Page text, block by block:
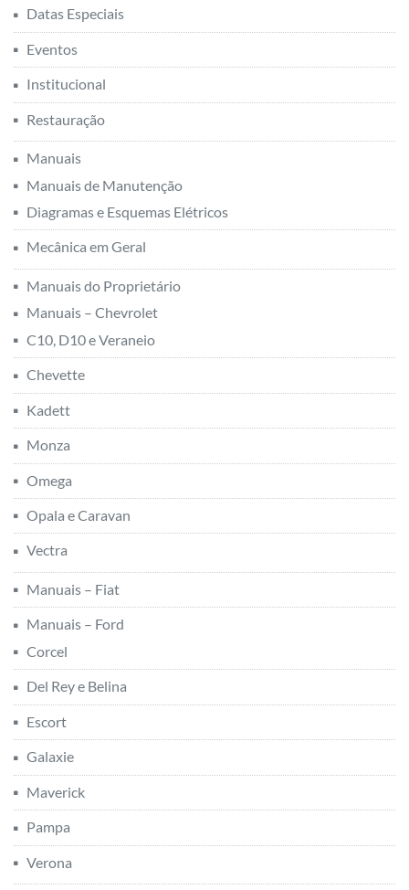
Datas Especiais
Eventos
Institucional
Restauração
Manuais
Manuais de Manutenção
Diagramas e Esquemas Elétricos
Mecânica em Geral
Manuais do Proprietário
Manuais – Chevrolet
C10, D10 e Veraneio
Chevette
Kadett
Monza
Omega
Opala e Caravan
Vectra
Manuais – Fiat
Manuais – Ford
Corcel
Del Rey e Belina
Escort
Galaxie
Maverick
Pampa
Verona